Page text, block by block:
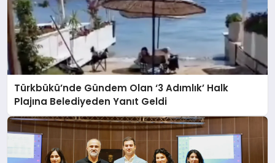
Türkbükü’nde Gündem Olan ‘3 Adımlık’ Halk
Plajına Belediyeden Yanıt Geldi